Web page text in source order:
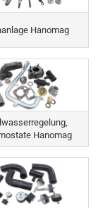
Hanomag
Hanomag